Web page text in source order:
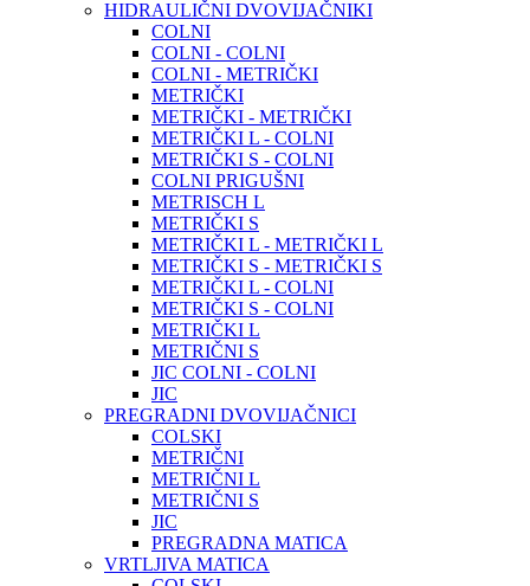
HIDRAULIČNI DVOVIJAČNIKI
COLNI
COLNI - COLNI
COLNI - METRIČKI
METRIČKI
METRIČKI - METRIČKI
METRIČKI L - COLNI
METRIČKI S - COLNI
COLNI PRIGUŠNI
METRISCH L
METRIČKI S
METRIČKI L - METRIČKI L
METRIČKI S - METRIČKI S
METRIČKI L - COLNI
METRIČKI S - COLNI
METRIČKI L
METRIČNI S
JIC COLNI - COLNI
JIC
PREGRADNI DVOVIJAČNICI
COLSKI
METRIČNI
METRIČNI L
METRIČNI S
JIC
PREGRADNA MATICA
VRTLJIVA MATICA